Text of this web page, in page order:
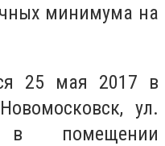
минимума на
25 мая 2017 в
ул.
помещении